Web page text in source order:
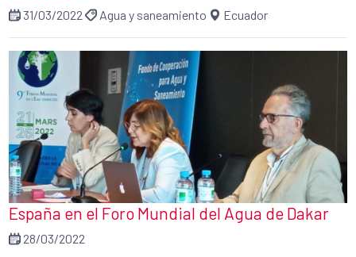
31/03/2022 Agua y saneamiento Ecuador
España en el Foro Mundial del Agua de Dakar
28/03/2022